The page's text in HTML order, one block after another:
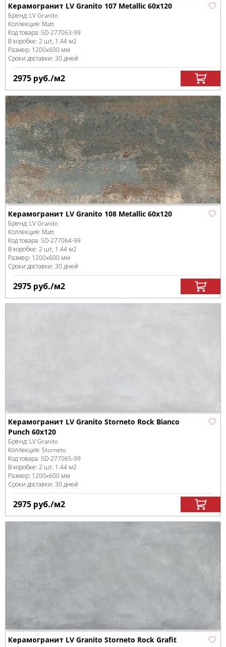
Керамогранит LV Granito 107 Metallic 60x120
Бренд: LV Granito
Коллекция: Matt
Код товара: SD-277063-99
В коробке: 2 шт, 1.44 м2
Размер: 1200x600 мм
Сроки доставки: 30 дней
2975 руб./м2
Керамогранит LV Granito 108 Metallic 60x120
Бренд: LV Granito
Коллекция: Matt
Код товара: SD-277064-99
В коробке: 2 шт, 1.44 м2
Размер: 1200x600 мм
Сроки доставки: 30 дней
2975 руб./м2
Керамогранит LV Granito Storneto Rock Bianco
Punch 60x120
Бренд: LV Granito
Коллекция: Storneto
Код товара: SD-277065-99
В коробке: 2 шт, 1.44 м2
Размер: 1200x600 мм
Сроки доставки: 30 дней
2975 руб./м2
Керамогранит LV Granito Storneto Rock Grafit